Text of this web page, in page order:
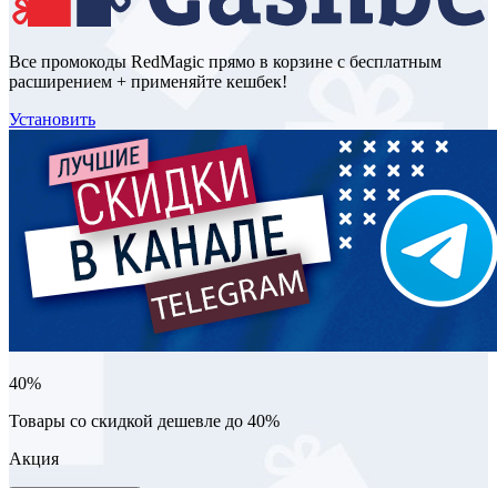
Все промокоды RedMagic прямо в корзине с бесплатным
расширением + применяйте кешбек!
Установить
40%
Товары со скидкой дешевле до 40%
Акция